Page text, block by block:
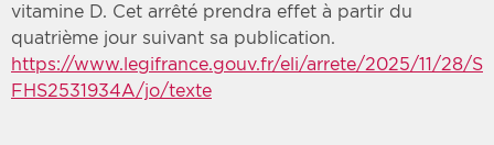
vitamine D. Cet arrêté prendra effet à partir du
quatrième jour suivant sa publication.
https://www.legifrance.gouv.fr/eli/arrete/2025/11/28/S
FHS2531934A/jo/texte